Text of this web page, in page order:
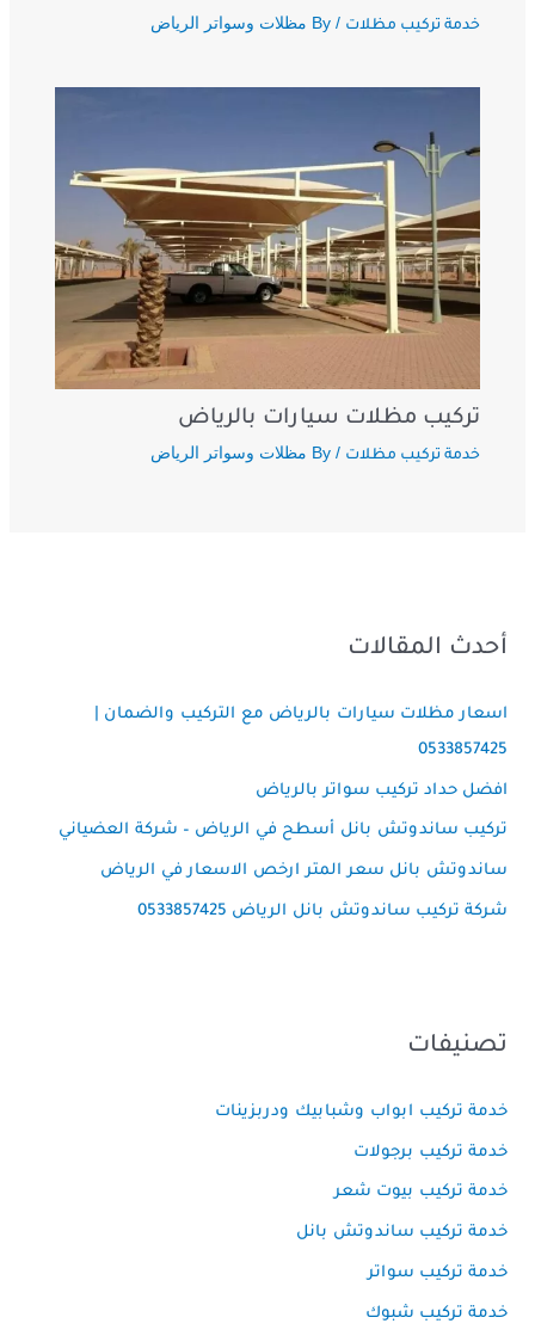
خدمة تركيب مظلات / By مظلات وسواتر الرياض
تركيب مظلات سيارات بالرياض
خدمة تركيب مظلات / By مظلات وسواتر الرياض
أحدث المقالات
اسعار مظلات سيارات بالرياض مع التركيب والضمان |
0533857425
افضل حداد تركيب سواتر بالرياض
تركيب ساندوتش بانل أسطح في الرياض – شركة العضياني
ساندوتش بانل سعر المتر ارخص الاسعار في الرياض
شركة تركيب ساندوتش بانل الرياض 0533857425
تصنيفات
خدمة تركيب ابواب وشبابيك ودربزينات
خدمة تركيب برجولات
خدمة تركيب بيوت شعر
خدمة تركيب ساندوتش بانل
خدمة تركيب سواتر
خدمة تركيب شبوك